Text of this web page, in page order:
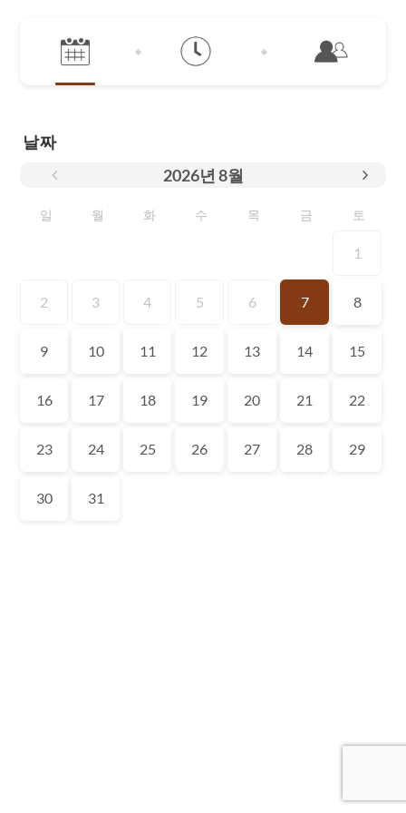
날짜
2026년 8월
일 월 화 수 목 금 토
1
2 3 4 5 6 7 8
9 10 11 12 13 14 15
16 17 18 19 20 21 22
23 24 25 26 27 28 29
30 31